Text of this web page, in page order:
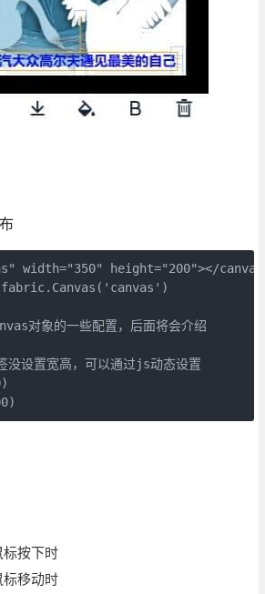
width="350" height="200"></
对象的一些配置，后面将会介绍
设置宽高，可以通过js动态设置
按下时
移动时